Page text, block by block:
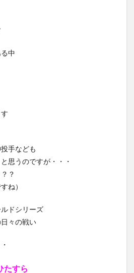
中
手なども
思うのですが・・・
？
ね）
ドシリーズ
々の戦い
たすら